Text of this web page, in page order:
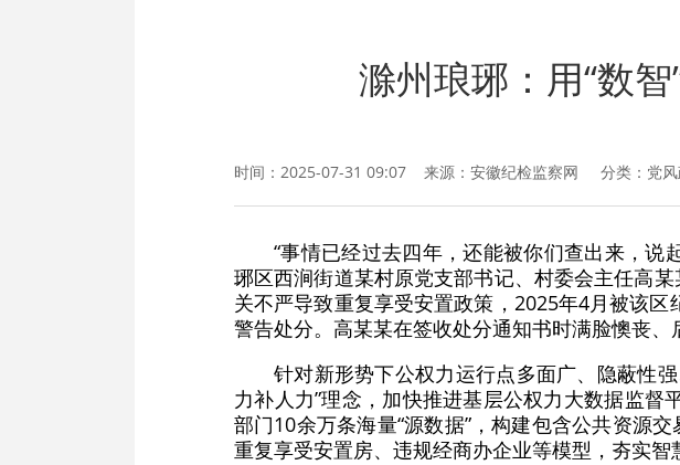
滁州琅琊：用“数
时间：2025-07-31 09:07 来源： 安徽纪检监察网 分类：党
“事情已经过去四年，还能被你们查出来，
琊区西涧街道某村原党支部书记、村委会主任高
关不严导致重复享受安置政策，2025年4月被该
警告处分。高某某在签收处分通知书时满脸懊丧、
针对新形势下公权力运行点多面广、隐蔽性
力补人力”理念，加快推进基层公权力大数据监
部门10余万条海量“源数据”，构建包含公共资源
重复享受安置房、违规经商办企业等模型，夯实智